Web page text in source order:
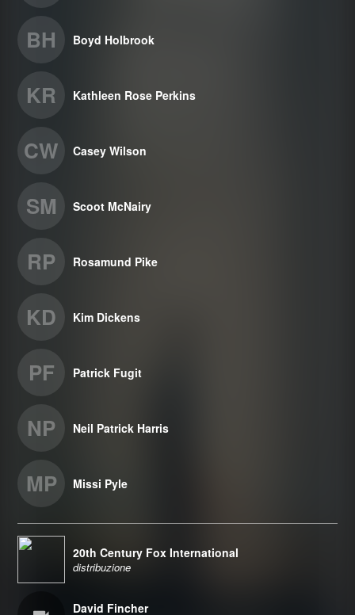
BH Boyd Holbrook
KR Kathleen Rose Perkins
CW Casey Wilson
SM Scoot McNairy
RP Rosamund Pike
KD Kim Dickens
PF Patrick Fugit
NP Neil Patrick Harris
MP Missi Pyle
20th Century Fox International
distribuzione
David Fincher